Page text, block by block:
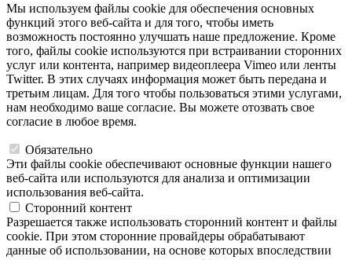
Мы используем файлы cookie для обеспечения основных
функций этого веб-сайта и для того, чтобы иметь
возможность постоянно улучшать наше предложение. Кроме
того, файлы cookie используются при встраивании сторонних
услуг или контента, например видеоплеера Vimeo или ленты
Twitter. В этих случаях информация может быть передана и
третьим лицам. Для того чтобы пользоваться этими услугами,
нам необходимо ваше согласие. Вы можете отозвать свое
согласие в любое время.
Обязательно
Эти файлы cookie обеспечивают основные функции нашего
веб-сайта или используются для анализа и оптимизации
использования веб-сайта.
Сторонний контент
Разрешается также использовать сторонний контент и файлы
cookie. При этом сторонние провайдеры обрабатывают
данные об использовании, на основе которых впоследствии